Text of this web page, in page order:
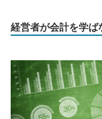
経営者が会計を学